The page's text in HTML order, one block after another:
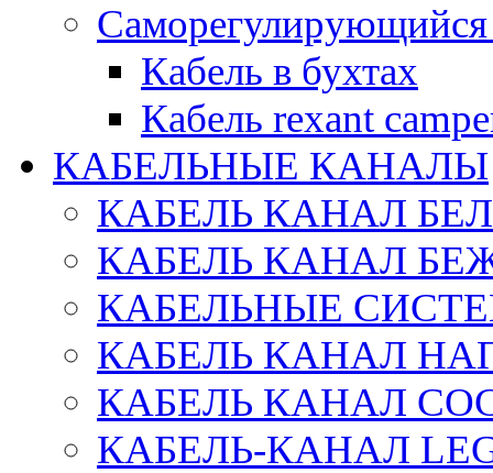
Саморегулирующийся
Кабель в бухтах
Кабель rexant
КАБЕЛЬНЫЕ КАНАЛЫ
КАБЕЛЬ КАНАЛ
КАБЕЛЬ КАНАЛ
КАБЕЛЬНЫЕ
КАБЕЛЬ КАНАЛ
КАБЕЛЬ КАНАЛ
КАБЕЛЬ-КАНАЛ